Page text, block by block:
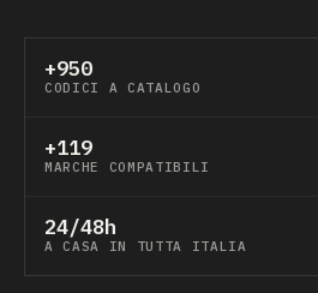
+950
CODICI A CATALOGO
+119
MARCHE COMPATIBILI
24/48h
A CASA IN TUTTA ITALIA